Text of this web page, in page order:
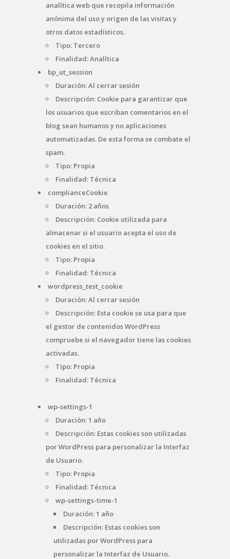
analítica web que recopila información
anónima del uso y origen de las visitas y
otros datos estadísticos.
Tipo: Tercero
Finalidad: Analítica
bp_ut_session
Duración: Al cerrar sesión
Descripción: Cookie para garantizar que
los usuarios que escriban comentarios en el
blog sean humanos y no aplicaciones
automatizadas. De esta forma se combate el
spam.
Tipo: Propia
Finalidad: Técnica
complianceCookie
Duración: 2 años
Descripción: Cookie utilizada para
almacenar si el usuario acepta el uso de
cookies en el sitio.
Tipo: Propia
Finalidad: Técnica
wordpress_test_cookie
Duración: Al cerrar sesión
Descripción: Esta cookie se usa para que
el gestor de contenidos WordPress
compruebe si el navegador tiene las cookies
activadas.
Tipo: Propia
Finalidad: Técnica
wp-settings-1
Duración: 1 año
Descripción: Estas cookies son utilizadas
por WordPress para personalizar la Interfaz
de Usuario.
Tipo: Propia
Finalidad: Técnica
wp-settings-time-1
Duración: 1 año
Descripción: Estas cookies son
utilizadas por WordPress para
personalizar la Interfaz de Usuario.